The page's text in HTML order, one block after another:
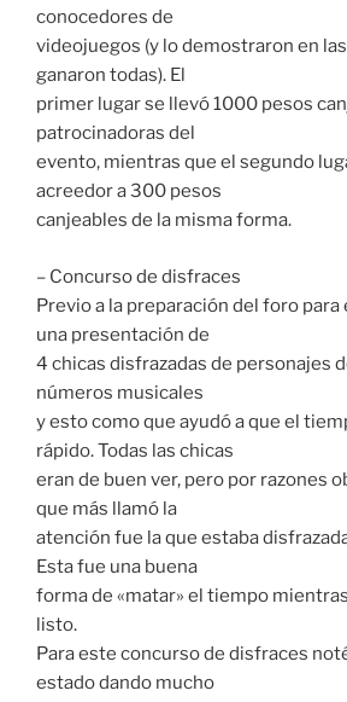
conocedores de
videojuegos (y lo demostraron en
ganaron todas). El
primer lugar se llevó 1000 pesos
patrocinadoras del
evento, mientras que el segundo
acreedor a 300 pesos
canjeables de la misma forma.
– Concurso de disfraces
Previo a la preparación del foro para
una presentación de
4 chicas disfrazadas de personajes
números musicales
y esto como que ayudó a que el
rápido. Todas las chicas
eran de buen ver, pero por razones
que más llamó la
atención fue la que estaba
Esta fue una buena
forma de «matar» el tiempo
listo.
Para este concurso de disfraces
estado dando mucho